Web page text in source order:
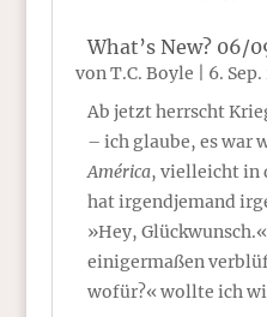
What’s New? 06/
vonT.C. Boyle 6.
Ab jetzt herrscht
– ich glaube, es war
América, vielleicht in
hat irgendjemand
»Hey,
einigermaßen
wofür?« wollte ich